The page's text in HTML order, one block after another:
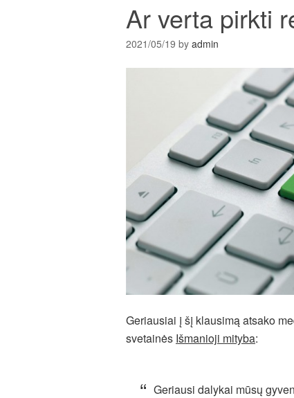
Ar verta pirkti
2021/05/19 by admin
Geriausiai į šį klausimą atsako
svetainės Išmanioji mityba:
Geriausi dalykai mūsų